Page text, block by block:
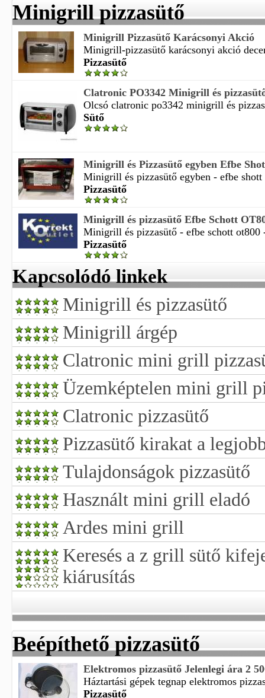
Minigrill pizzasütő
Minigrill Pizzasütő Karácsonyi Akció
Minigrill-pizzasütő karácsonyi akció
Pizzasütő
Clatronic PO3342 Minigrill és
Olcsó clatronic po3342 minigrill és
Sütő
Minigrill és Pizzasütő egyben Efbe
Minigrill és pizzasütő egyben - efbe
Pizzasütő
Minigrill és pizzasütő Efbe Schott
Minigrill és pizzasütő - efbe schott ot800
Pizzasütő
Kapcsolódó linkek
Minigrill és pizzasütő
Minigrill árgép
Clatronic mini grill
Üzemképtelen mini grill
Clatronic pizzasütő
Pizzasütő kirakat a
Tulajdonságok pizzasütő
Használt mini grill eladó
Ardes mini grill
Keresés a z grill sütő
kiárusítás
Beépíthető pizzasütő
Elektromos pizzasütő Jelenlegi ára 2
Háztartási gépek tegnap elektromos
Pizzasütő